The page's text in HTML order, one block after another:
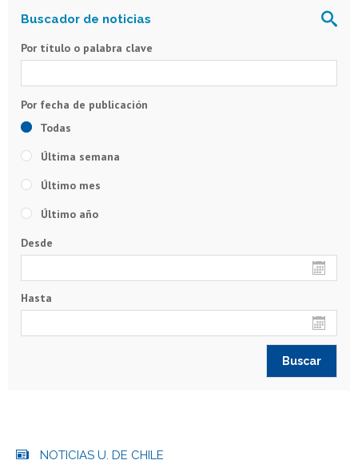
Por título o palabra clave
Todas
Última semana
Último mes
Último año
Desde
Hasta
NOTICIAS U. DE CHILE